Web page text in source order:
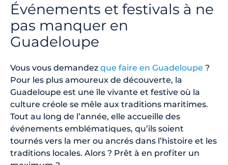
Événements et festivals à ne
pas manquer en
Guadeloupe
Vous vous demandez que faire en Guadeloupe ?
Pour les plus amoureux de découverte, la
Guadeloupe est une île vivante et festive où la
culture créole se mêle aux traditions maritimes.
Tout au long de l’année, elle accueille des
événements emblématiques, qu’ils soient
tournés vers la mer ou ancrés dans l’histoire et les
traditions locales. Alors ? Prêt à en profiter un